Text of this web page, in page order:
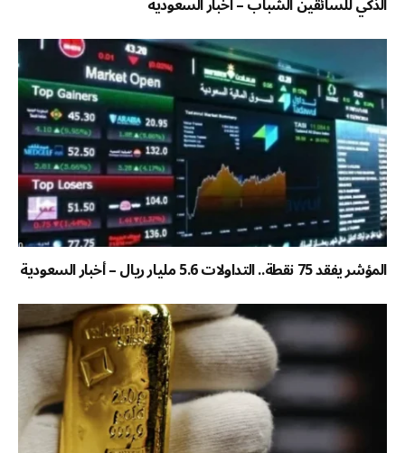
المؤشر يفقد 75 نقطة.. التداولات 5.6 مليار ريال – أخبار السعودية